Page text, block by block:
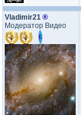
Vladimir21 ®
Модератор Видео